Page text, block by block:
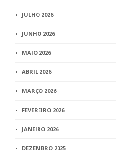
JULHO 2026
JUNHO 2026
MAIO 2026
ABRIL 2026
MARÇO 2026
FEVEREIRO 2026
JANEIRO 2026
DEZEMBRO 2025